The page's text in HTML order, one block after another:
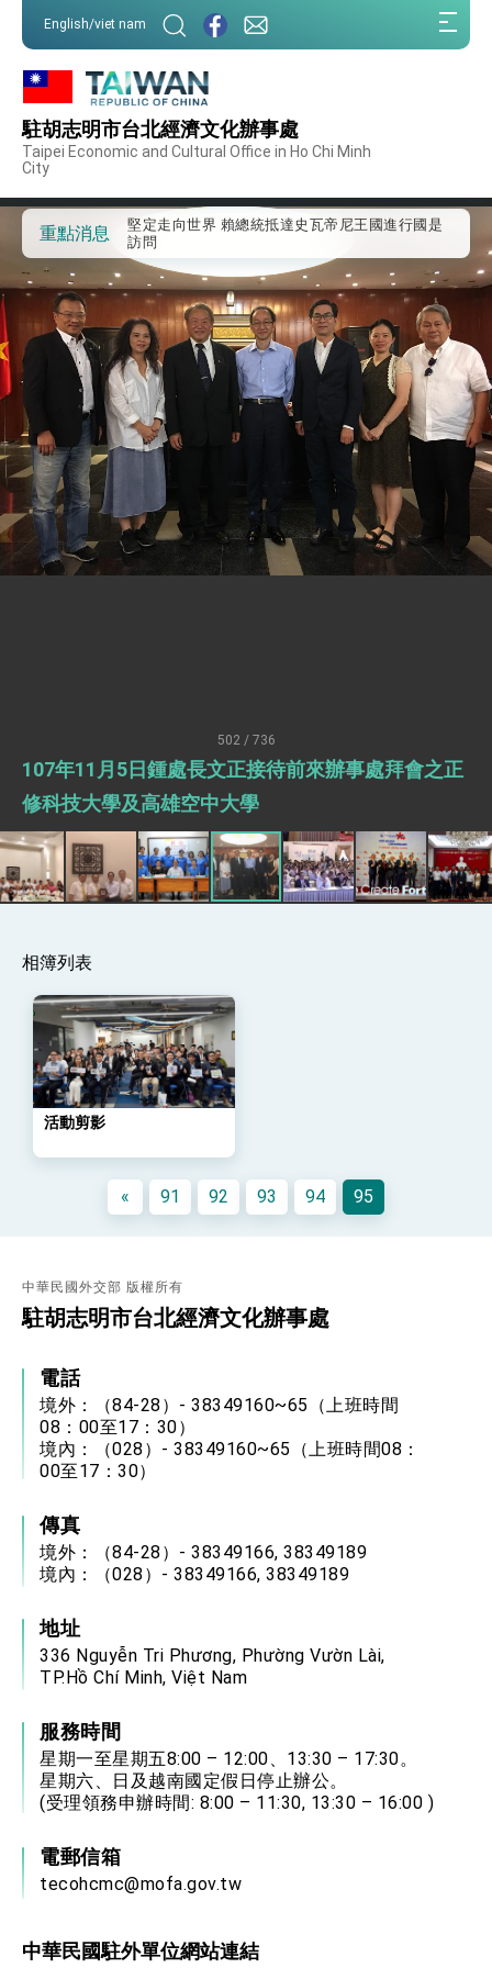
English/viet nam
駐胡志明市台北經濟文化辦事處
Taipei Economic and Cultural Office in Ho Chi Minh
City
重點消息
外交部重要言論
我國政府將在美國亞利桑納州設立「駐鳳凰城辦
第一屆亞太在宅醫療大會開幕 總統盼分享臺灣
經驗為亞太醫療照護發展開創新里程碑
外交部發布WHA文宣影片「台灣醫療點亮世界」
及「台灣智慧醫療與健康產業展」預告短片，向
走向世界 盼與理念相近國家共同維護國際秩序
堅定走向世界 賴總統抵達史瓦帝尼王國進行國是
訪問
總統與五院院長新春茶敘 盼化分歧為團結、為
國家邁出合作第一步
總統農曆春節談話
台美貿易協議完成簽署達成6大目標、創5大歷史
性突破 總統強調將以3大面向加速臺灣經濟轉型
升級 籲請立院全力支持並盡速通過
臺美簽署「對等貿易協定」確立對等關稅15%且不
疊加 我輸美2072項產品豁免對等關稅
總統接受「法新社」（AFP）專訪內容
外交部長林佳龍於《外交事務》撰文指出：自由
世界 需要台灣，團結合作方能守護繁榮
外交部長林佳龍出席《台灣光華雜誌》50週年慶
「見證蛻變，分享世界的光華」開幕式，期許數
位轉 型迎向下個50年
總統主持「台美經濟繁榮夥伴對話」記者會 說
外交部長林佳龍接見美國智庫「德國馬歇爾基金
會」訪問團一行，深化跨大西洋戰略夥伴關係
臺美經貿談判獲階段性成果 卓揆期勉爭取時間完
成「臺美對等貿易協定」簽署
卓揆：臺美關稅談判階段性結果有助臺灣取得有
利戰略地位 全力支持「臺美對等貿易協定」簽署
外交部與數位發展部攜手合作，整合台灣雄厚數
位實力，達成固邦榮邦目標
總統以「韌性之島，希望之光」為題發表2026新
年談話
總統主持「守護民主台灣國安行動方案」記者
會 強調以實力守護台海和平 以決心掌握國家
命運
變局中 奮起的新臺灣 總統發表國慶演說
賴總統就職演說影片
外交部重要言論
我國政府將在美國亞利桑納州設立「駐鳳凰城辦
502 / 736
107年11月5日鍾處長文正接待前來辦事處拜會之正
修科技大學及高雄空中大學
相簿列表
活動剪影
« 91 92 93 94 95
中華民國外交部 版權所有
駐胡志明市台北經濟文化辦事處
電話
境外：（84-28）- 38349160~65（上班時間
08：00至17：30）
境內：（028）- 38349160~65（上班時間08：
00至17：30）
傳真
境外：（84-28）- 38349166, 38349189
境內：（028）- 38349166, 38349189
地址
336 Nguyễn Tri Phương, Phường Vườn Lài,
TP.Hồ Chí Minh, Việt Nam
服務時間
星期一至星期五8:00 – 12:00、13:30 – 17:30。
星期六、日及越南國定假日停止辦公。
(受理領務申辦時間: 8:00 – 11:30, 13:30 – 16:00 )
電郵信箱
tecohcmc@mofa.gov.tw
中華民國駐外單位網站連結